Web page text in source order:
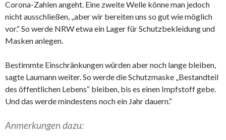
Corona-Zahlen angeht. Eine zweite Welle könne man jedoch
nicht ausschließen, „aber wir bereiten uns so gut wie möglich
vor.“ So werde NRW etwa ein Lager für Schutzbekleidung und
Masken anlegen.
Bestimmte Einschränkungen würden aber noch lange bleiben,
sagte Laumann weiter. So werde die Schutzmaske „Bestandteil
des öffentlichen Lebens“ bleiben, bis es einen Impfstoff gebe.
Und das werde mindestens noch ein Jahr dauern.“
Anmerkungen dazu: